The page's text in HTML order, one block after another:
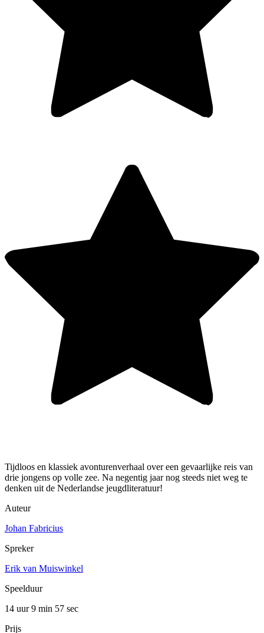
Tijdloos en klassiek avonturenverhaal over een gevaarlijke reis van
drie jongens op volle zee. Na negentig jaar nog steeds niet weg te
denken uit de Nederlandse jeugdliteratuur!
Auteur
Johan Fabricius
Spreker
Erik van Muiswinkel
Speelduur
14 uur 9 min 57 sec
Prijs